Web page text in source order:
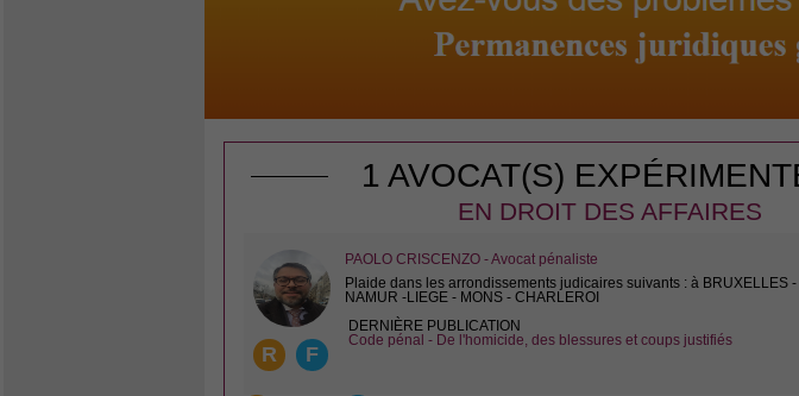
1 AVOCAT(S)
EN DROIT DES AFFAIRES
R F
PAOLO CRISCENZO - Avocat pénaliste
Plaide dans les arrondissements judicaires suivants : à BRUXELLES -
NAMUR -LIEGE - MONS - CHARLEROI
DERNIÈRE PUBLICATION
Code pénal - De l'homicide, des blessures et coups justifiés